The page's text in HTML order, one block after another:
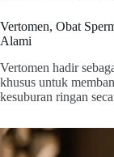
Vertomen, Obat
Alami
Vertomen hadir
khusus untuk
kesuburan ringan